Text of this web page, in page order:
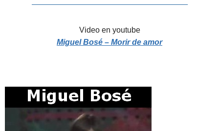
————————————————————————–
Video en youtube
Miguel Bosé – Morir de amor